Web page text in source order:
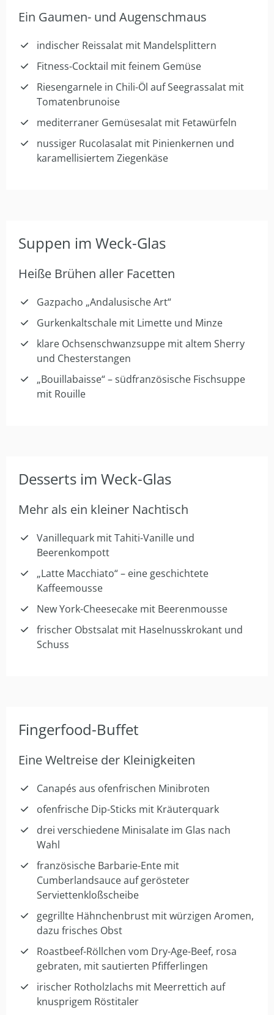
Ein Gaumen- und Augenschmaus
indischer Reissalat mit Mandelsplittern
Fitness-Cocktail mit feinem Gemüse
Riesengarnele in Chili-Öl auf Seegrassalat mit
Tomatenbrunoise
mediterraner Gemüsesalat mit Fetawürfeln
nussiger Rucolasalat mit Pinienkernen und
karamellisiertem Ziegenkäse
Suppen im Weck-Glas
Heiße Brühen aller Facetten
Gazpacho „Andalusische Art“
Gurkenkaltschale mit Limette und Minze
klare Ochsenschwanzsuppe mit altem Sherry
und Chesterstangen
„Bouillabaisse“ – südfranzösische Fischsuppe
mit Rouille
Desserts im Weck-Glas
Mehr als ein kleiner Nachtisch
Vanillequark mit Tahiti-Vanille und
Beerenkompott
„Latte Macchiato“ – eine geschichtete
Kaffeemousse
New York-Cheesecake mit Beerenmousse
frischer Obstsalat mit Haselnusskrokant und
Schuss
Fingerfood-Buffet
Eine Weltreise der Kleinigkeiten
Canapés aus ofenfrischen Minibroten
ofenfrische Dip-Sticks mit Kräuterquark
drei verschiedene Minisalate im Glas nach
Wahl
französische Barbarie-Ente mit
Cumberlandsauce auf gerösteter
Serviettenkloßscheibe
gegrillte Hähnchenbrust mit würzigen Aromen,
dazu frisches Obst
Roastbeef-Röllchen vom Dry-Age-Beef, rosa
gebraten, mit sautierten Pfifferlingen
irischer Rotholzlachs mit Meerrettich auf
knusprigem Röstitaler